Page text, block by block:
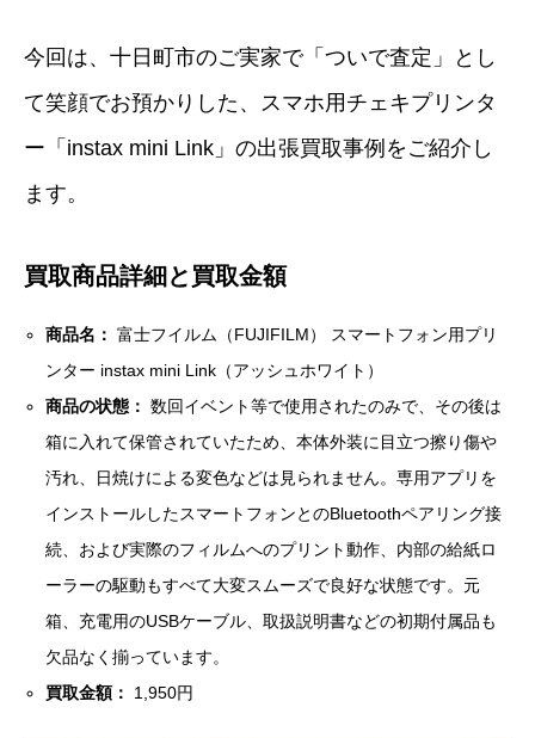
今回は、十日町市のご実家で「ついで査定」とし
て笑顔でお預かりした、スマホ用チェキプリンタ
ー「instax mini Link」の出張買取事例をご紹介し
ます。
買取商品詳細と買取金額
商品名： 富士フイルム（FUJIFILM） スマートフォン用プリ
ンター instax mini Link（アッシュホワイト）
商品の状態： 数回イベント等で使用されたのみで、その後は
箱に入れて保管されていたため、本体外装に目立つ擦り傷や
汚れ、日焼けによる変色などは見られません。専用アプリを
インストールしたスマートフォンとのBluetoothペアリング接
続、および実際のフィルムへのプリント動作、内部の給紙ロ
ーラーの駆動もすべて大変スムーズで良好な状態です。元
箱、充電用のUSBケーブル、取扱説明書などの初期付属品も
欠品なく揃っています。
買取金額：
1,950円